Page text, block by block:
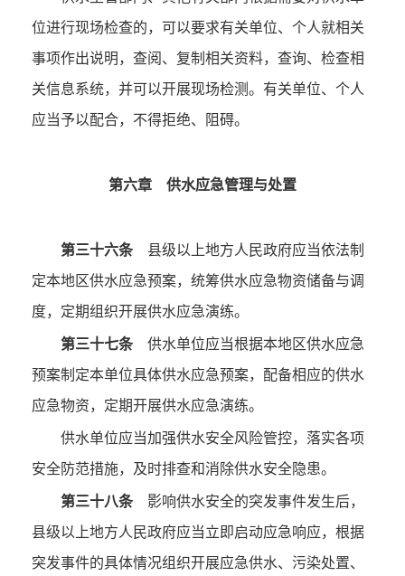
位进行现场检查的，可以要求有关单位、个人就相关
事项作出说明，查阅、复制相关资料，查询、检查相
关信息系统，并可以开展现场检测。有关单位、个人
应当予以配合，不得拒绝、阻碍。
第六章 供水应急管理与处置
第三十六条县级以上地方人民政府应当依法制
定本地区供水应急预案，统筹供水应急物资储备与调
度，定期组织开展供水应急演练。
第三十七条供水单位应当根据本地区供水应急
预案制定本单位具体供水应急预案，配备相应的供水
应急物资，定期开展供水应急演练。
供水单位应当加强供水安全风险管控，落实各项
安全防范措施，及时排查和消除供水安全隐患。
第三十八条影响供水安全的突发事件发生后，
县级以上地方人民政府应当立即启动应急响应，根据
突发事件的具体情况组织开展应急供水、污染处置、